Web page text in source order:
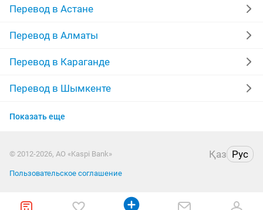
письменный переводчик
переводы текстов
французский переводчик немецкого
переводчик французского
письменный перевод
качественный быстрый
Перевод в Астане
Перевод в Алматы
Перевод в Караганде
Перевод в Шымкенте
Перевод в Актобе
Перевод в Костанае
Показать еще
© 2012-2026, АО «Kaspi Bank» Қаз Рус
Пользовательское соглашение